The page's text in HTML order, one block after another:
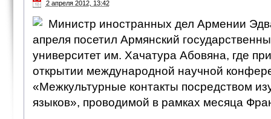
2 апреля 2012, 13:42
Министр иностранных дел Армении
апреля посетил Армянский
университет им. Хачатура Абовяна, где
открытии международной научной
«Межкультурные контакты посредством
языков», проводимой в рамках месяца